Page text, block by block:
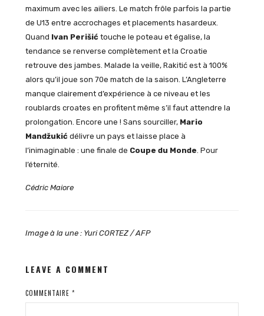
maximum avec les ailiers. Le match frôle parfois la partie
de U13 entre accrochages et placements hasardeux.
Quand Ivan Perišićtouche le poteau et égalise, la
tendance se renverse complètement et la Croatie
retrouve des jambes. Malade la veille, Rakitić est à 100%
alors qu’il joue son 70e match de la saison. L’Angleterre
manque clairement d’expérience à ce niveau et les
roublards croates en profitent même s’il faut attendre la
prolongation. Encore une ! Sans sourciller, Mario
Mandžukićdélivre un pays et laisse place à
l’inimaginable : une finale de Coupe du Monde. Pour
l’éternité.
Cédric Maiore
Image à la une : Yuri CORTEZ / AFP
LEAVE A COMMENT
COMMENTAIRE *